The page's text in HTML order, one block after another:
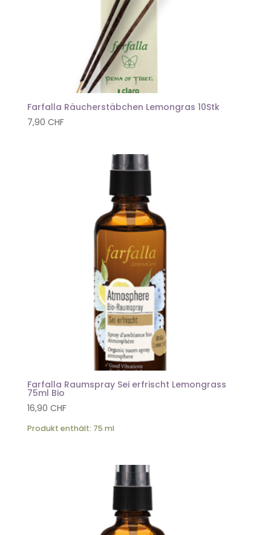
Farfalla Räucherstäbchen Lemongras 10Stk
7,90 CHF
Farfalla Raumspray Sei erfrischt Lemongrass
75ml Bio
16,90 CHF
Produkt enthält: 75 ml